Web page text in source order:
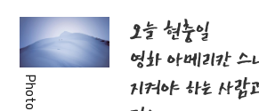
오늘 현충일
영화 아메리칸 스
지켜야 하는 사람